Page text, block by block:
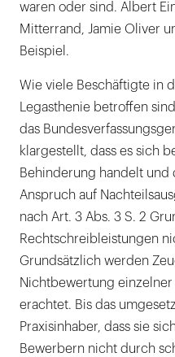
waren oder sind. Albert
Mitterrand, Jamie Oliver
Beispiel.
Wie viele Beschäftigte in
Legasthenie betroffen
das
klargestellt, dass es sich
Behinderung handelt und
Anspruch auf
nach Art. 3 Abs. 3 S. 2
Rechtschreibleistungen
Grundsätzlich werden
Nichtbewertung
erachtet. Bis das
Praxisinhaber, dass sie
Bewerbern nicht durch